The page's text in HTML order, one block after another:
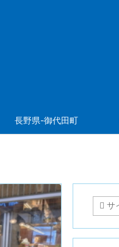
長野県-御代田町